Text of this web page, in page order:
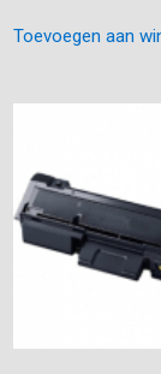
Toevoegen aan